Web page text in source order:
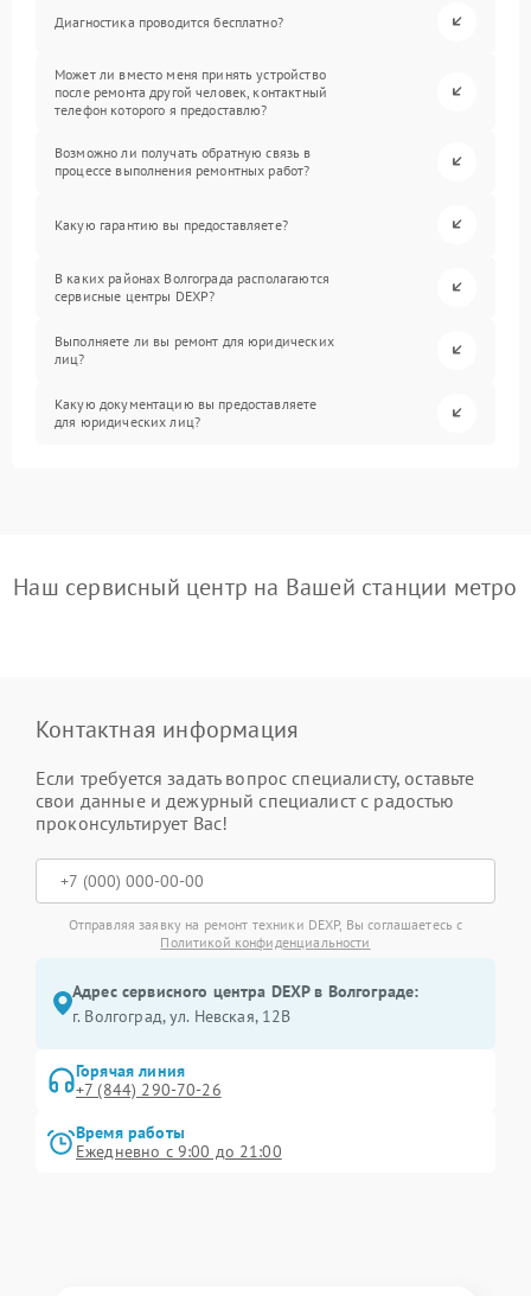
Диагностика проводится бесплатно?
Может ли вместо меня принять устройство
после ремонта другой человек, контактный
телефон которого я предоставлю?
Возможно ли получать обратную связь в
процессе выполнения ремонтных работ?
Какую гарантию вы предоставляете?
В каких районах Волгограда располагаются
сервисные центры DEXP?
Выполняете ли вы ремонт для юридических
лиц?
Какую документацию вы предоставляете
для юридических лиц?
Наш сервисный центр на Вашей станции метро
Контактная информация
Если требуется задать вопрос специалисту, оставьте
свои данные и дежурный специалист с радостью
проконсультирует Вас!
Отправляя заявку на ремонт техники DEXP, Вы соглашаетесь с
Политикой конфиденциальности
Адрес сервисного центра DEXP в Волгограде:
г. Волгоград, ул. Невская, 12В
Горячая линия
+7 (844) 290-70-26
Время работы
Ежедневно с 9:00 до 21:00